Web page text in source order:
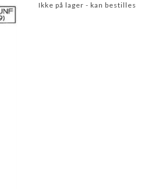
Ikke på lager - kan bestilles